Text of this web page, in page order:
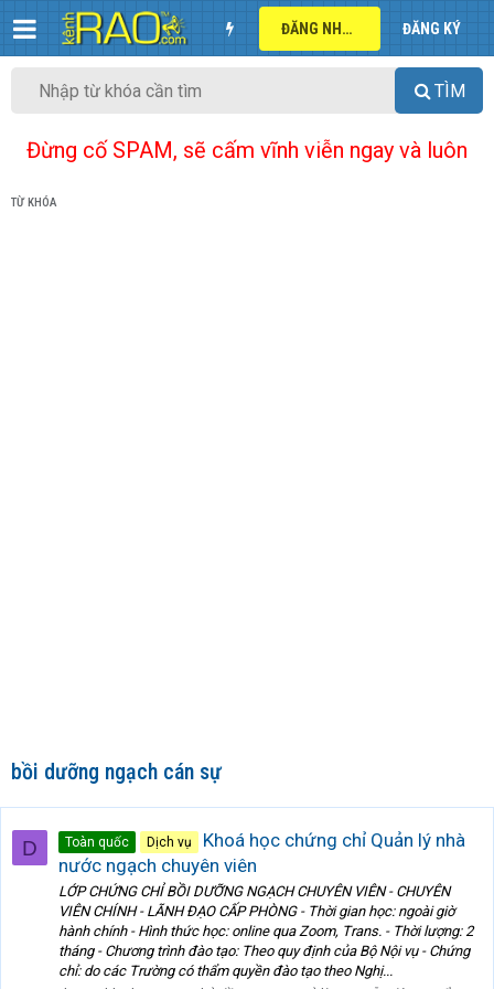
ĐĂNG NHẬP ĐĂNG KÝ
TÌM
Đừng cố SPAM, sẽ cấm vĩnh viễn ngay và luôn
TỪ KHÓA
bồi dưỡng ngạch cán sự
D Toàn quốc Dịch vụ
Khoá học chứng chỉ Quản lý nhà
nước ngạch chuyên viên
LỚP CHỨNG CHỈ BỒI DƯỠNG NGẠCH CHUYÊN VIÊN - CHUYÊN
VIÊN CHÍNH - LÃNH ĐẠO CẤP PHÒNG - Thời gian học: ngoài giờ
hành chính - Hình thức học: online qua Zoom, Trans. - Thời lượng: 2
tháng - Chương trình đào tạo: Theo quy định của Bộ Nội vụ - Chứng
chỉ: do các Trường có thẩm quyền đào tạo theo Nghị...